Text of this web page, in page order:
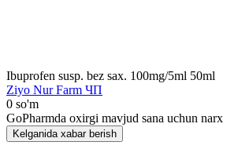
Ibuprofen susp. bez sax. 100mg/5ml 50ml
Ziyo Nur Farm ЧП
0 so'm
GoPharmda oxirgi mavjud sana uchun narx
Kelganida xabar berish